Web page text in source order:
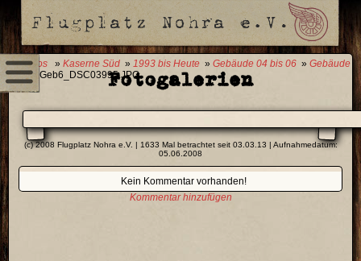
0 Fotos » Kaserne Süd » 1993 bis Heute » Gebäude 04 bis 06 » Gebäude
06» Geb6_DSC03995.JPGFotogalerien
(c) 2008 Flugplatz Nohra e.V. | 1633 Mal betrachtet seit 03.03.13 | Aufnahmedatum:
05.06.2008
Kein Kommentar vorhanden!
Kommentar hinzufügen